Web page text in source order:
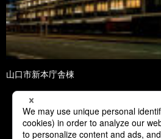
山口市新本庁舎棟
1 2 3 4